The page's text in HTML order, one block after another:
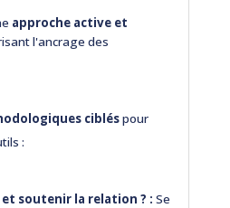
approche active et
l'ancrage des
cibléspour
:
soutenir la relation ? : Se